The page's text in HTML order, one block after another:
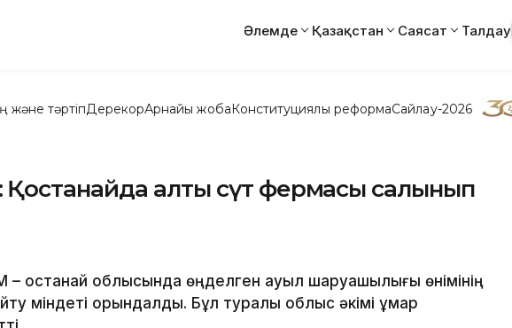
Әлемде Қазақстан Саясат Талдау
және тәртіпДерекқорАрнайы жобаКонституциялық реформаСайлау-2026
Қостанайда алты сүт фермасы салынып
– Қостанай облысында өңделген ауыл шаруашылығы өнімінің
міндеті орындалды. Бұл туралы облыс әкімі Құмар